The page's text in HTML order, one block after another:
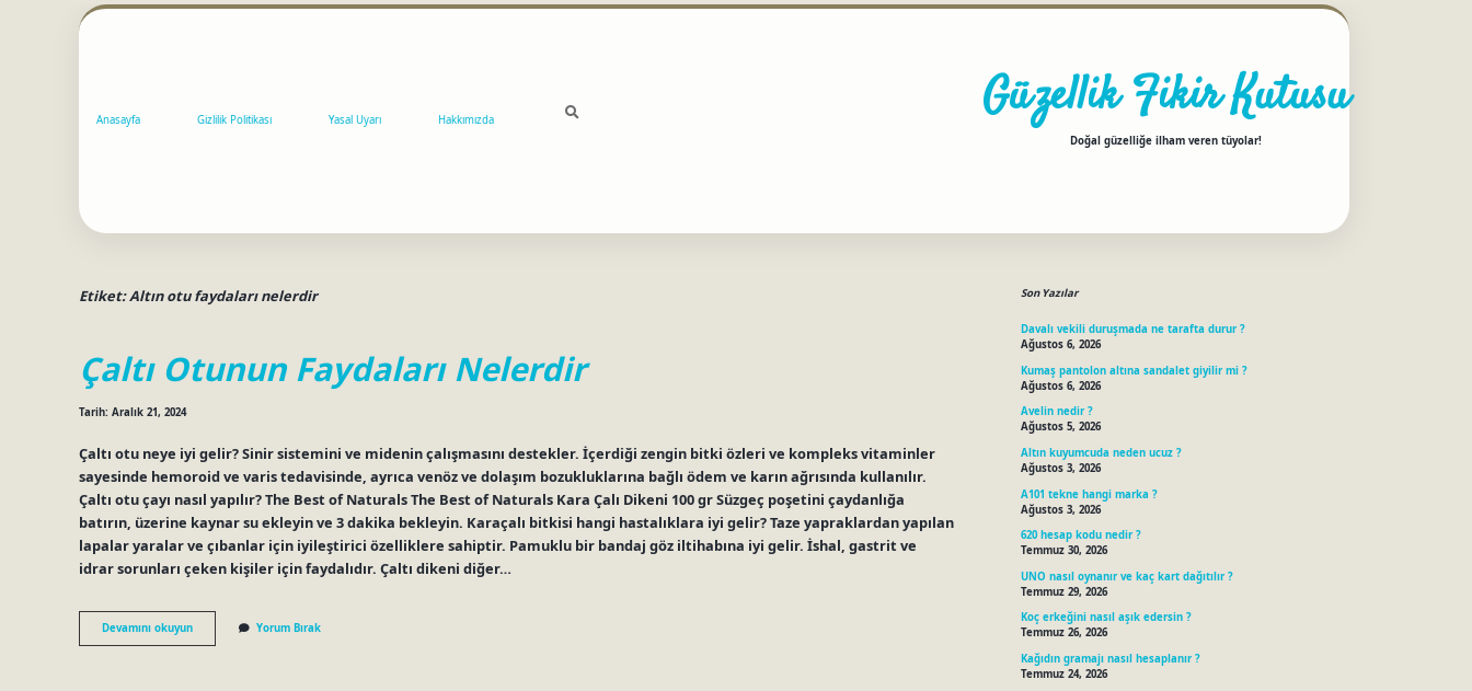
Anasayfa Gizlilik Politikası Yasal Uyarı Hakkımızda Güzellik Fikir Kutusu
Doğal güzelliğe ilham veren tüyolar!
Etiket:Altın otu faydaları nelerdir
Çaltı Otunun Faydaları Nelerdir
Tarih: Aralık 21, 2024
Çaltı otu neye iyi gelir? Sinir sistemini ve midenin çalışmasını destekler. İçerdiği zengin bitki özleri ve kompleks vitaminler
sayesinde hemoroid ve varis tedavisinde, ayrıca venöz ve dolaşım bozukluklarına bağlı ödem ve karın ağrısında kullanılır.
Çaltı otu çayı nasıl yapılır? The Best of Naturals The Best of Naturals Kara Çalı Dikeni 100 gr Süzgeç poşetini çaydanlığa
batırın, üzerine kaynar su ekleyin ve 3 dakika bekleyin. Karaçalı bitkisi hangi hastalıklara iyi gelir? Taze yapraklardan yapılan
lapalar yaralar ve çıbanlar için iyileştirici özelliklere sahiptir. Pamuklu bir bandaj göz iltihabına iyi gelir. İshal, gastrit ve
idrar sorunları çeken kişiler için faydalıdır. Çaltı dikeni diğer…
Devamını okuyunÇaltı
Otunun
Yorum Bırak
Son Yazılar
Davalı vekili duruşmada ne tarafta durur ?
Ağustos 6, 2026
Kumaş pantolon altına sandalet giyilir mi ?
Ağustos 6, 2026
Avelin nedir ?
Ağustos 5, 2026
Altın kuyumcuda neden ucuz ?
Ağustos 3, 2026
A101 tekne hangi marka ?
Ağustos 3, 2026
620 hesap kodu nedir ?
Temmuz 30, 2026
UNO nasıl oynanır ve kaç kart dağıtılır ?
Temmuz 29, 2026
Koç erkeğini nasıl aşık edersin ?
Temmuz 26, 2026
Kağıdın gramajı nasıl hesaplanır ?
Temmuz 24, 2026